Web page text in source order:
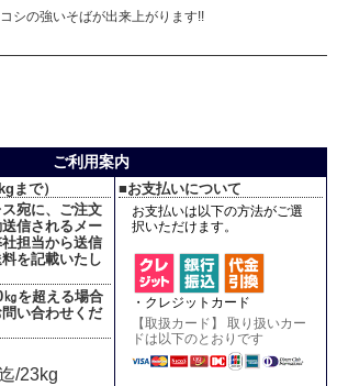
シの強いそばが出来上がります!!
ご利用案内
まで）
宛に、ご注文
信されるメー
担当から送信
を記載いたし
㎏を超える場合
い合わせくだ
/23kg
■お支払いについて
お支払いは以下の方法がご選
択いただけます。
・クレジットカード
【取扱カード】 取り扱いカー
ドは以下のとおりです